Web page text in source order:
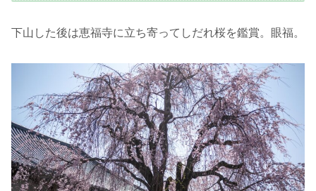
下山した後は恵福寺に立ち寄ってしだれ桜を鑑賞。眼福。